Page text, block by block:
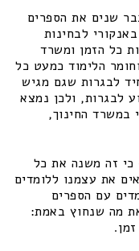
שנים את הספרים
לבחינות
כל הזמן ומשרד
הלימוד כמעט כל
לבגרות שגם מגיש
לבגרות, ולכן נמצא
במשרד החינוך,
כי זה משנה את כל
את עצמנו ללומדים
עם הספרים
מה שנחוץ באמת: